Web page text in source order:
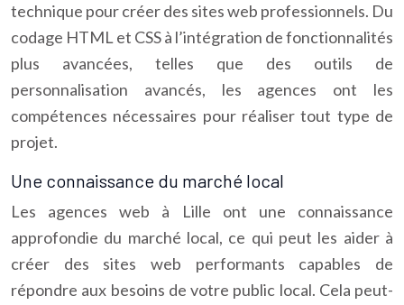
technique pour créer des sites web professionnels. Du
codage HTML et CSS à l’intégration de fonctionnalités
plus avancées, telles que des outils de
personnalisation avancés, les agences ont les
compétences nécessaires pour réaliser tout type de
projet.
Une connaissance du marché local
Les agences web à Lille ont une connaissance
approfondie du marché local, ce qui peut les aider à
créer des sites web performants capables de
répondre aux besoins de votre public local. Cela peut-